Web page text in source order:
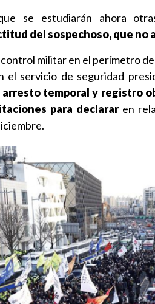
se estudiarán ahora
del sospechoso, que no
militar en el perímetro
el servicio de seguridad
temporal y registro
para declararen